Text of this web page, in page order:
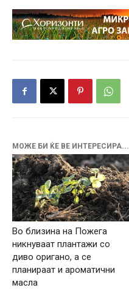
МОЖЕ БИ ЌЕ ВЕ ИНТЕРЕСИРА...
Во близина на Пожега
никнуваат плантажи со
диво оригано, а се
планираат и ароматични
масла